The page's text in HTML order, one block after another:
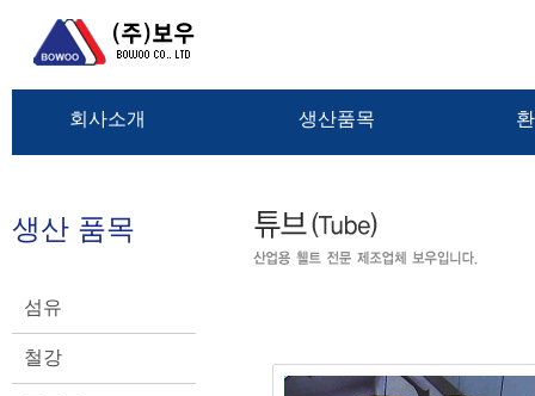
회사소개 생산품목
생산 품목
섬유
철강